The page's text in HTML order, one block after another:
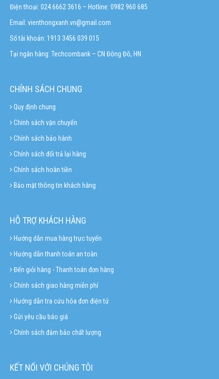
Điện thoại: 024.6662 3616 – Hotline: 0982 960 685
Email: vienthongxanh.vn@gmail.com
Số tài khoản: 1913 3456 039 015
Tại ngân hàng: Techcombank – CN Đông Đô, HN
CHÍNH SÁCH CHUNG
Quy định chung
Chính sách vận chuyển
Chính sách bảo hành
Chính sách đổi trả lại hàng
Chính sách hoàn tiền
Bảo mật thông tin khách hàng
HỖ TRỢ KHÁCH HÀNG
Hướng dẫn mua hàng trực tuyến
Hướng dẫn thanh toán an toàn
Đến giỏi hàng - Thanh toán đơn hàng
Chính sách giao hàng miễn phí
Hướng dẫn tra cứu hóa đơn điện tử
Gửi yêu cầu báo giá
Chính sách đảm bảo chất lượng
KẾT NỐI VỚI CHÚNG TÔI